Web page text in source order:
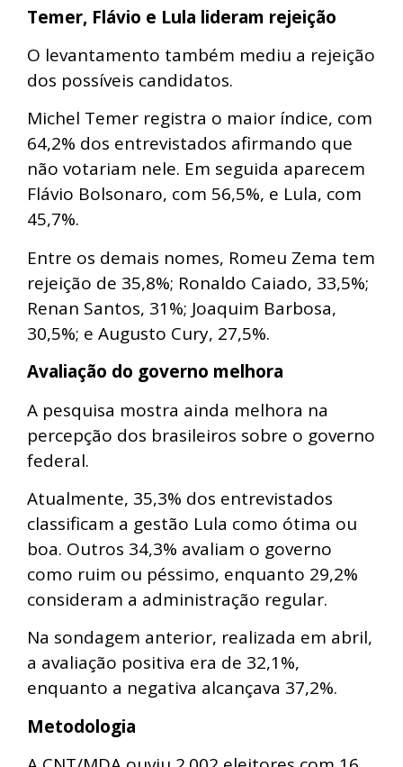
Temer, Flávio e Lula lideram rejeição
O levantamento também mediu a rejeição
dos possíveis candidatos.
Michel Temer registra o maior índice, com
64,2% dos entrevistados afirmando que
não votariam nele. Em seguida aparecem
Flávio Bolsonaro, com 56,5%, e Lula, com
45,7%.
Entre os demais nomes, Romeu Zema tem
rejeição de 35,8%; Ronaldo Caiado, 33,5%;
Renan Santos, 31%; Joaquim Barbosa,
30,5%; e Augusto Cury, 27,5%.
Avaliação do governo melhora
A pesquisa mostra ainda melhora na
percepção dos brasileiros sobre o governo
federal.
Atualmente, 35,3% dos entrevistados
classificam a gestão Lula como ótima ou
boa. Outros 34,3% avaliam o governo
como ruim ou péssimo, enquanto 29,2%
consideram a administração regular.
Na sondagem anterior, realizada em abril,
a avaliação positiva era de 32,1%,
enquanto a negativa alcançava 37,2%.
Metodologia